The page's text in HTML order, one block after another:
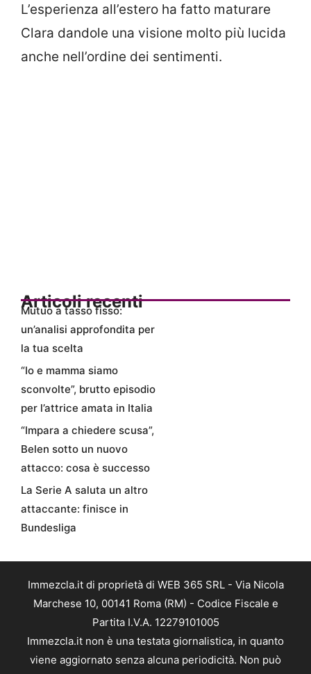
L’esperienza all’estero ha fatto maturare
Clara dandole una visione molto più lucida
anche nell’ordine dei sentimenti.
Articoli recenti
Mutuo a tasso fisso:
un’analisi approfondita per
la tua scelta
“Io e mamma siamo
sconvolte”, brutto episodio
per l’attrice amata in Italia
“Impara a chiedere scusa”,
Belen sotto un nuovo
attacco: cosa è successo
La Serie A saluta un altro
attaccante: finisce in
Bundesliga
Immezcla.it di proprietà di WEB 365 SRL - Via Nicola
Marchese 10, 00141 Roma (RM) - Codice Fiscale e
Partita I.V.A. 12279101005
Immezcla.it non è una testata giornalistica, in quanto
viene aggiornato senza alcuna periodicità. Non può